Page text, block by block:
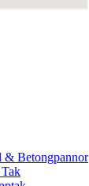
& Betongpannor